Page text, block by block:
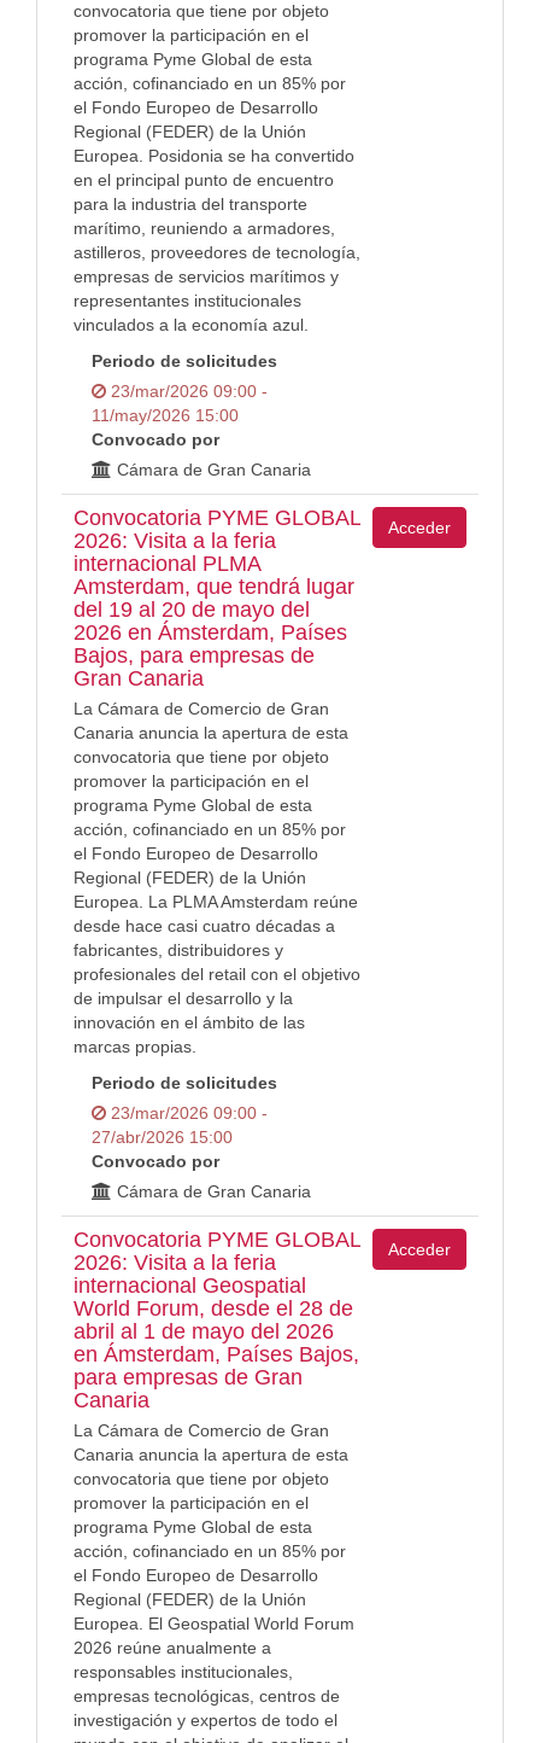
convocatoria que tiene por objeto
promover la participación en el
programa Pyme Global de esta
acción, cofinanciado en un 85% por
el Fondo Europeo de Desarrollo
Regional (FEDER) de la Unión
Europea. Posidonia se ha convertido
en el principal punto de encuentro
para la industria del transporte
marítimo, reuniendo a armadores,
astilleros, proveedores de tecnología,
empresas de servicios marítimos y
representantes institucionales
vinculados a la economía azul.
Periodo de solicitudes
23/mar/2026 09:00 -
11/may/2026 15:00
Convocado por
Cámara de Gran Canaria
Convocatoria PYME GLOBAL
2026: Visita a la feria
internacional PLMA
Amsterdam, que tendrá lugar
del 19 al 20 de mayo del
2026 en Ámsterdam, Países
Bajos, para empresas de
Gran Canaria
La Cámara de Comercio de Gran
Canaria anuncia la apertura de esta
convocatoria que tiene por objeto
promover la participación en el
programa Pyme Global de esta
acción, cofinanciado en un 85% por
el Fondo Europeo de Desarrollo
Regional (FEDER) de la Unión
Europea. La PLMA Amsterdam reúne
desde hace casi cuatro décadas a
fabricantes, distribuidores y
profesionales del retail con el objetivo
de impulsar el desarrollo y la
innovación en el ámbito de las
marcas propias.
Periodo de solicitudes
23/mar/2026 09:00 -
27/abr/2026 15:00
Convocado por
Cámara de Gran Canaria
Acceder
Convocatoria PYME GLOBAL
2026: Visita a la feria
internacional Geospatial
World Forum, desde el 28 de
abril al 1 de mayo del 2026
en Ámsterdam, Países Bajos,
para empresas de Gran
Canaria
La Cámara de Comercio de Gran
Canaria anuncia la apertura de esta
convocatoria que tiene por objeto
promover la participación en el
programa Pyme Global de esta
acción, cofinanciado en un 85% por
el Fondo Europeo de Desarrollo
Regional (FEDER) de la Unión
Europea. El Geospatial World Forum
2026 reúne anualmente a
responsables institucionales,
empresas tecnológicas, centros de
investigación y expertos de todo el
Acceder